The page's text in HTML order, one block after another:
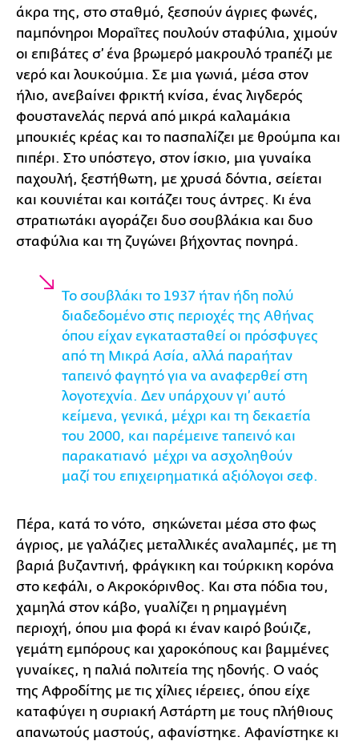
άκρα της, στο σταθμό, ξεσπούν άγριες φωνές,
παμπόνηροι Μοραΐτες πουλούν σταφύλια, χιμούν
οι επιβάτες σ’ ένα βρωμερό μακρουλό τραπέζι με
νερό και λουκούμια. Σε μια γωνιά, μέσα στον
ήλιο, ανεβαίνει φρικτή κνίσα, ένας λιγδερός
φουστανελάς περνά από μικρά καλαμάκια
μπουκιές κρέας και το πασπαλίζει με θρούμπα και
πιπέρι. Στο υπόστεγο, στον ίσκιο, μια γυναίκα
παχουλή, ξεστήθωτη, με χρυσά δόντια, σείεται
και κουνιέται και κοιτάζει τους άντρες. Κι ένα
στρατιωτάκι αγοράζει δυο σουβλάκια και δυο
σταφύλια και τη ζυγώνει βήχοντας πονηρά.
Το σουβλάκι το 1937 ήταν ήδη πολύ
διαδεδομένο στις περιοχές της Αθήνας
όπου είχαν εγκατασταθεί οι πρόσφυγες
από τη Μικρά Ασία, αλλά παραήταν
ταπεινό φαγητό για να αναφερθεί στη
λογοτεχνία. Δεν υπάρχουν γι’ αυτό
κείμενα, γενικά, μέχρι και τη δεκαετία
του 2000, και παρέμεινε ταπεινό και
παρακατιανό μέχρι να ασχοληθούν
μαζί του επιχειρηματικά αξιόλογοι σεφ.
Πέρα, κατά το νότο, σηκώνεται μέσα στο φως
άγριος, με γαλάζιες μεταλλικές αναλαμπές, με τη
βαριά βυζαντινή, φράγκικη και τούρκικη κορόνα
στο κεφάλι, ο Ακροκόρινθος. Και στα πόδια του,
χαμηλά στον κάβο, γυαλίζει η ρημαγμένη
περιοχή, όπου μια φορά κι έναν καιρό βούιζε,
γεμάτη εμπόρους και χαροκόπους και βαμμένες
γυναίκες, η παλιά πολιτεία της ηδονής. Ο ναός
της Αφροδίτης με τις χίλιες ιέρειες, όπου είχε
καταφύγει η συριακή Αστάρτη με τους πλήθιους
απανωτούς μαστούς, αφανίστηκε. Αφανίστηκε κι